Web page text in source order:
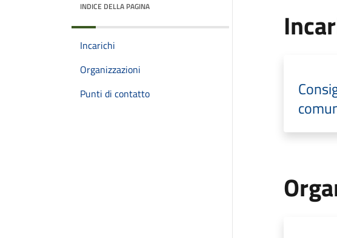
INDICE DELLA PAGINA
Incarichi
Organizzazioni
Punti di contatto